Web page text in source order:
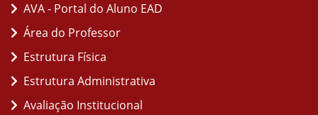
AVA - Portal do Aluno EAD
Área do Professor
Estrutura Física
Estrutura Administrativa
Avaliação Institucional